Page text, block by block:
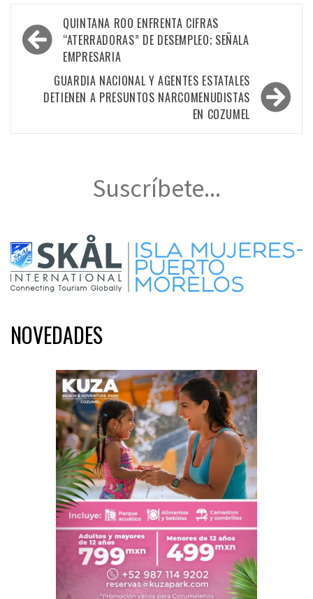
Navegación
de
entradas
QUINTANA ROO ENFRENTA CIFRAS
“ATERRADORAS” DE DESEMPLEO; SEÑALA
EMPRESARIA
GUARDIA NACIONAL Y AGENTES ESTATALES
DETIENEN A PRESUNTOS NARCOMENUDISTAS
EN COZUMEL
Suscríbete...
NOVEDADES